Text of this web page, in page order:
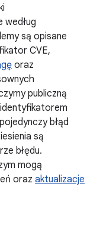
według
są opisane
CVE,
oraz
publiczną
błąd
są
błędu.
mogą
oraz aktualizacje